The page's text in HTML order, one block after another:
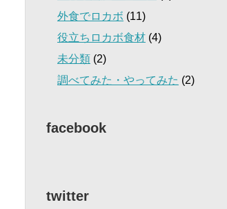
外食でロカボ (11)
役立ちロカボ食材 (4)
未分類 (2)
調べてみた・やってみた (2)
facebook
twitter